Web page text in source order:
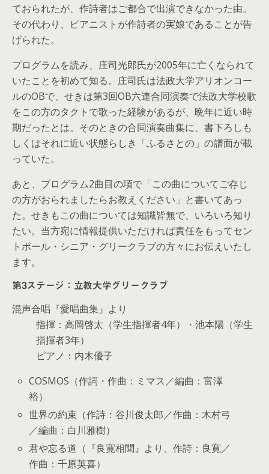
ておられたが、作詩者はご都合で出演できなかった由。
その代わり、ピアニストが作詩者の実娘であることが告
げられた。
プログラムを読み、庄司光郎氏が2005年に亡くなられて
いたことを初めて知る。庄司氏は法政大学アリオンコー
ルのOBで、せきは第3回OB六連合同演奏で法政大学校歌
をこの方のタクトで歌った経験があるが、晩年に近い時
期だったとは。そのときの合同演奏曲集に、書下ろしも
しくはそれに近い状態らしき「ふるさとの」の譜面が載
っていた。
あと、プログラム2曲目の項で「この曲についてご存じ
の方がおられましたらお教えください」と書いてあっ
た。せきもこの曲については知識皆無で、いろいろ知り
たい。当方宛に情報提供いただければ責任をもってセン
トポール・シニア・グリークラブの方々にお伝えいたし
ます。
第3ステージ：立教大学グリークラブ
混声合唱『愛唱曲集』より
指揮：高岡啓太（学生指揮者4年）・池本陽（学生
指揮者3年）
ピアノ：内木優子
COSMOS（作詞・作曲：ミマス／編曲：富澤
裕）
世界の約束（作詩：谷川俊太郎／作曲：木村弓
／編曲：白川雅樹）
君や忘る道（『良寛相聞』より、作詩：良寛／
作曲：千原英喜）